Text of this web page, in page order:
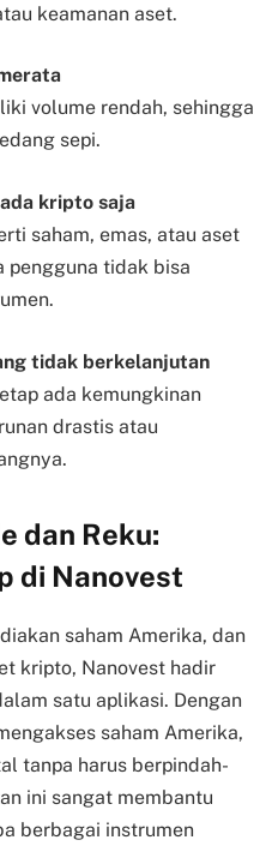
keamanan aset.
volume rendah, sehingga
sepi.
kripto saja
saham, emas, atau aset
pengguna tidak bisa
tidak berkelanjutan
ada kemungkinan
drastis atau
dan Reku:
di Nanovest
saham Amerika, dan
kripto, Nanovest hadir
satu aplikasi. Dengan
saham Amerika,
tanpa harus berpindah-
ini sangat membantu
berbagai instrumen